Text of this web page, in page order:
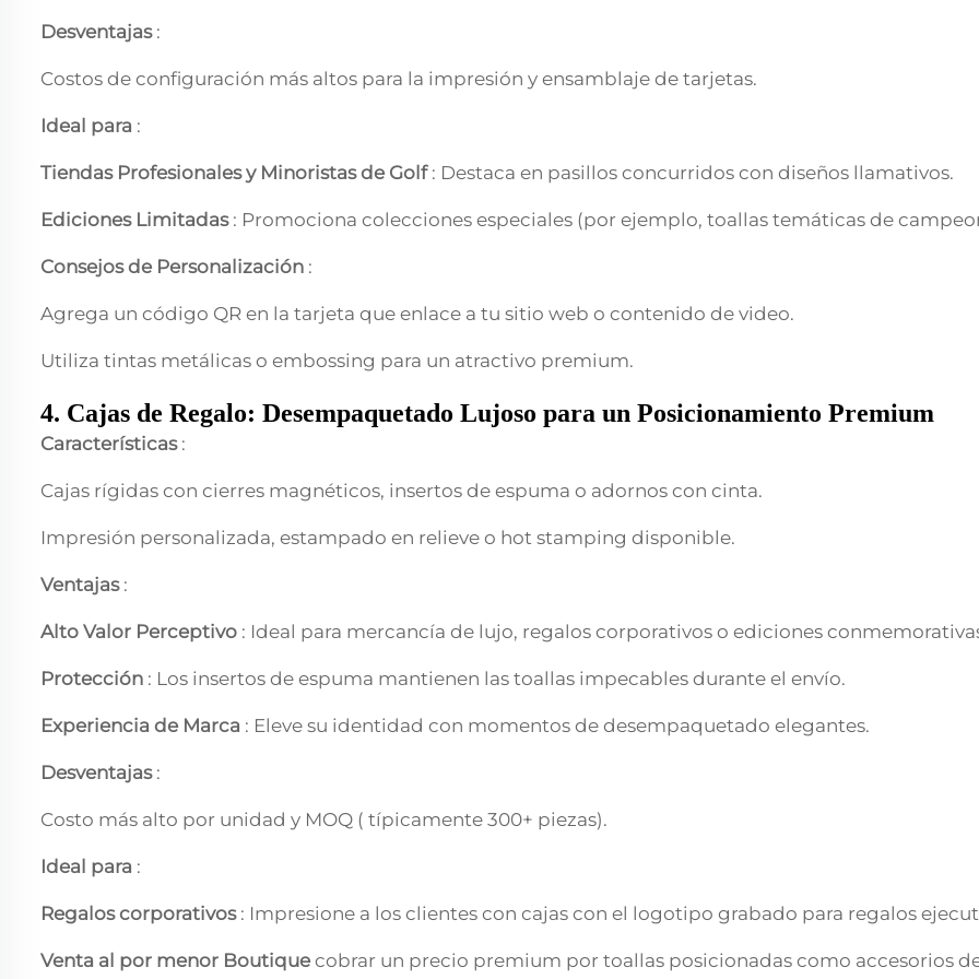
Desventajas :
Costos de configuración más altos para la impresión y ensamblaje de tarjetas.
Ideal para :
Tiendas Profesionales y Minoristas de Golf : Destaca en pasillos concurridos con diseños llamativos.
Ediciones Limitadas : Promociona colecciones especiales (por ejemplo, toallas temáticas de
Consejos de Personalización :
Agrega un código QR en la tarjeta que enlace a tu sitio web o contenido de video.
Utiliza tintas metálicas o embossing para un atractivo premium.
4. Cajas de Regalo: Desempaquetado Lujoso para un Posicionamiento Premium
Características :
Cajas rígidas con cierres magnéticos, insertos de espuma o adornos con cinta.
Impresión personalizada, estampado en relieve o hot stamping disponible.
Ventajas :
Alto Valor Perceptivo : Ideal para mercancía de lujo, regalos corporativos o ediciones
Protección : Los insertos de espuma mantienen las toallas impecables durante el envío.
Experiencia de Marca : Eleve su identidad con momentos de desempaquetado elegantes.
Desventajas :
Costo más alto por unidad y MOQ ( típicamente 300+ piezas).
Ideal para :
Regalos corporativos : Impresione a los clientes con cajas con el logotipo grabado para regalos
Venta al por menor Boutique cobrar un precio premium por toallas posicionadas como accesorios